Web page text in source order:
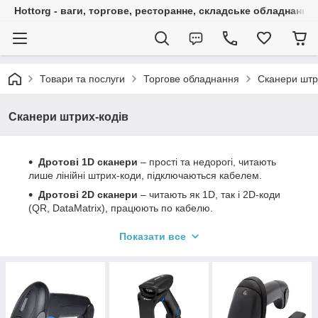
Hottorg - ваги, торгове, ресторанне, складське обладнання
Товари та послуги Торгове обладнання Сканери
Сканери штрих-кодів
Дротові 1D сканери – прості та недорогі, читають
лише лінійні штрих-коди, підключаються кабелем.
Дротові 2D сканери – читають як 1D, так і 2D-коди
(QR, DataMatrix), працюють по кабелю.
радіоканалом, зручніші у використанні.
підтримують всі типи кодів, з передачею даних без
дротів.
Стаціонарні сканери
– встановлюються на касі,
Показати все